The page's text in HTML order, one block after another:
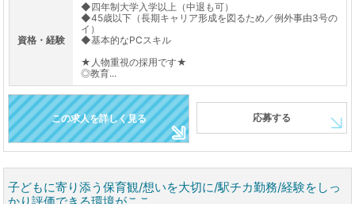
資格・経験
◆四年制大学入学以上（中退も可）
◆45歳以下（長期キャリア形成を図るため／例外事由3号の
イ）
◆基本的なPCスキル
★人物重視の採用です★
◎教育...
この求人を詳しく見る 応募する
子どもに寄り添う保育観/想いを大切に/駅チカ勤務/経験をしっ